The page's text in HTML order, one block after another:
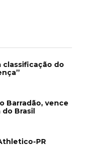
classificação do
Barradão, vence
Brasil
PR